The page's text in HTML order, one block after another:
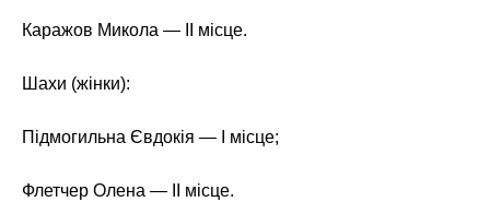
Каражов Микола — ІІ місце.
Шахи (жінки):
Підмогильна Євдокія — І місце;
Флетчер Олена — ІІ місце.